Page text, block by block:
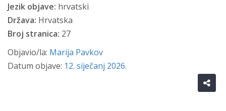
Jezik objave: hrvatski
Država: Hrvatska
Broj stranica: 27
Objavio/la: Marija Pavkov
Datum objave: 12. siječanj 2026.